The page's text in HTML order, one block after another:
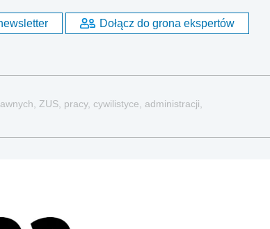
Dołącz do grona ekspertów
ZUS, pracy, cywilistyce, administracji,